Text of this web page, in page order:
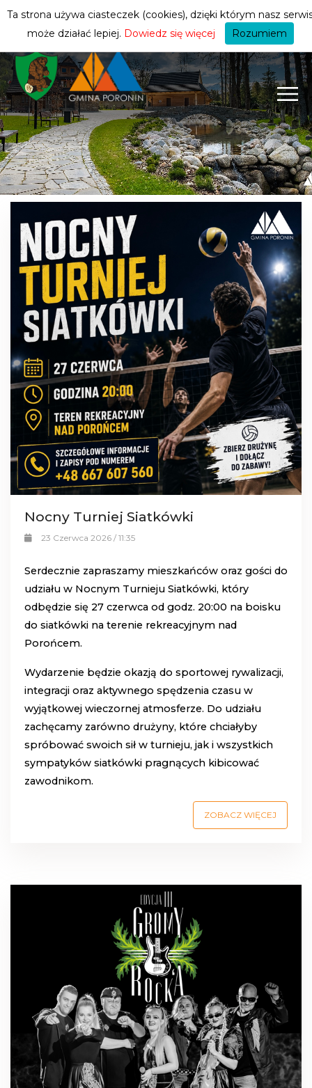
turysty
Nocny Turniej Siatkówki
23 Czerwca 2026 / 11:35
Serdecznie zapraszamy mieszkańców oraz gości do
udziału w Nocnym Turnieju Siatkówki, który
odbędzie się 27 czerwca od godz. 20:00 na boisku
do siatkówki na terenie rekreacyjnym nad
Porońcem.
Wydarzenie będzie okazją do sportowej rywalizacji,
integracji oraz aktywnego spędzenia czasu w
wyjątkowej wieczornej atmosferze. Do udziału
zachęcamy zarówno drużyny, które chciałyby
spróbować swoich sił w turnieju, jak i wszystkich
sympatyków siatkówki pragnących kibicować
zawodnikom.
ZOBACZ WIĘCEJ
Ta strona używa ciasteczek (cookies), dzięki którym nasz
może działać lepiej. Dowiedz się więcej Rozumiem